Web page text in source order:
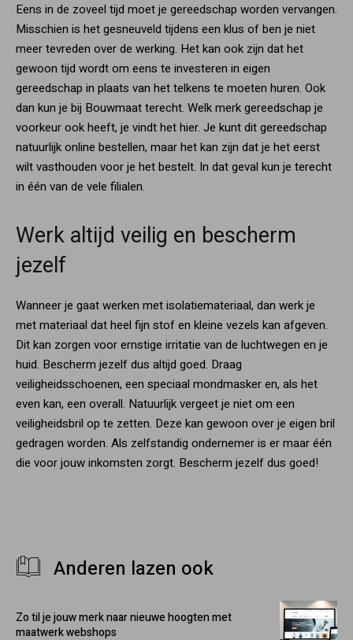
Eens in de zoveel tijd moet je gereedschap worden vervangen.
Misschien is het gesneuveld tijdens een klus of ben je niet
meer tevreden over de werking. Het kan ook zijn dat het
gewoon tijd wordt om eens te investeren in eigen
gereedschap in plaats van het telkens te moeten huren. Ook
dan kun je bij Bouwmaat terecht. Welk merk gereedschap je
voorkeur ook heeft, je vindt het hier. Je kunt dit gereedschap
natuurlijk online bestellen, maar het kan zijn dat je het eerst
wilt vasthouden voor je het bestelt. In dat geval kun je terecht
in één van de vele filialen.
Werk altijd veilig en bescherm
jezelf
Wanneer je gaat werken met isolatiemateriaal, dan werk je
met materiaal dat heel fijn stof en kleine vezels kan afgeven.
Dit kan zorgen voor ernstige irritatie van de luchtwegen en je
huid. Bescherm jezelf dus altijd goed. Draag
veiligheidsschoenen, een speciaal mondmasker en, als het
even kan, een overall. Natuurlijk vergeet je niet om een
veiligheidsbril op te zetten. Deze kan gewoon over je eigen bril
gedragen worden. Als zelfstandig ondernemer is er maar één
die voor jouw inkomsten zorgt. Bescherm jezelf dus goed!
Anderen lazen ook
Zo til je jouw merk naar nieuwe hoogten met
maatwerk webshops